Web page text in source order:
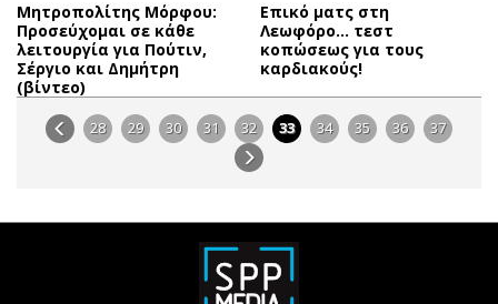
Μητροπολίτης Μόρφου:
Προσεύχομαι σε κάθε
λειτουργία για Πούτιν,
Σέργιο και Δημήτρη
(βίντεο)
Επικό ματς στη
Λεωφόρο… τεστ
κοπώσεως για τους
καρδιακούς!
28 29 30 31 32 33 34 35 36 37